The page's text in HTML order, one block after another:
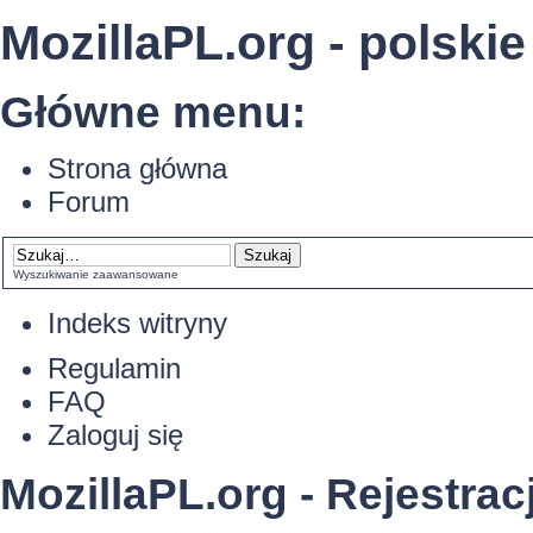
MozillaPL.org -
Główne menu:
Strona główna
Forum
Wyszukiwanie zaawansowane
Indeks witryny
Regulamin
FAQ
Zaloguj się
MozillaPL.org -